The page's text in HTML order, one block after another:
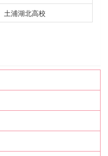
浦湖北高校